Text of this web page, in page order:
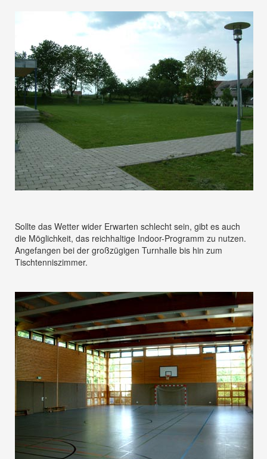
Sollte das Wetter wider Erwarten schlecht sein, gibt es auch
die Möglichkeit, das reichhaltige Indoor-Programm zu nutzen.
Angefangen bei der großzügigen Turnhalle bis hin zum
Tischtenniszimmer.